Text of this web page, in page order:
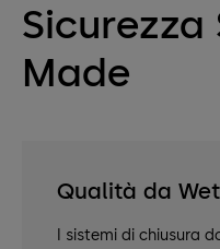
Sicurezza
Made
Qualità da
I sistemi di chiusura